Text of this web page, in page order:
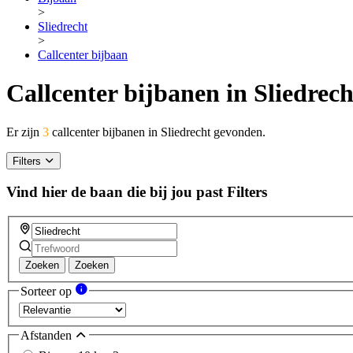
>
Sliedrecht
>
Callcenter bijbaan
Callcenter bijbanen in
Er zijn 3 callcenter bijbanen in Sliedrecht gevonden.
Filters
Vind hier de baan die bij jou past Filters
Zoeken Zoeken
Sorteer op
Afstanden